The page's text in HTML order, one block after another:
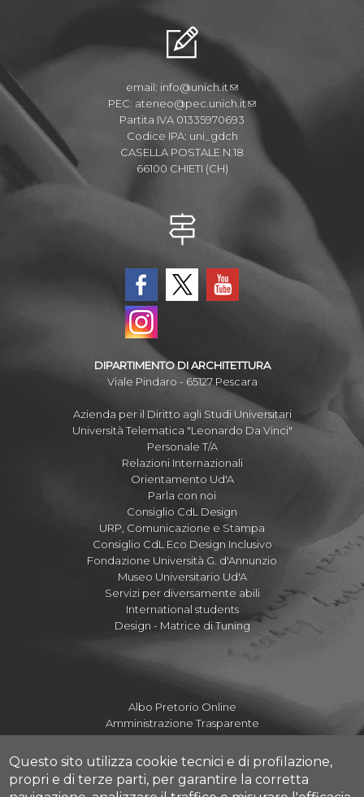
email: info@unich.it
PEC: ateneo@pec.unich.it
Partita IVA 01335970693
Codice IPA: uni_gdch
CASELLA POSTALE N.18
66100 CHIETI (CH)
DIPARTIMENTO DI ARCHITETTURA
Viale Pindaro - 65127 Pescara
Azienda per il Diritto agli Studi Universitari
Università Telematica "Leonardo Da Vinci"
Personale T/A
Relazioni Internazionali
Orientamento Ud'A
Parla con noi
Consiglio CdL Design
URP, Comunicazione e Stampa
Consiglio CdL Eco Design Inclusivo
Fondazione Università G. d'Annunzio
Museo Universitario Ud'A
Servizi per diversamente abili
International students
Design - Matrice di Tuning
Albo Pretorio Online
Amministrazione Trasparente
Mettiamoci la Faccia
Fatturazione elettronica UdA
Fatturazione elettronica DdA
Dove siamo
Questo sito utilizza cookie tecnici e di profilazione,
propri e di terze parti, per garantire la corretta